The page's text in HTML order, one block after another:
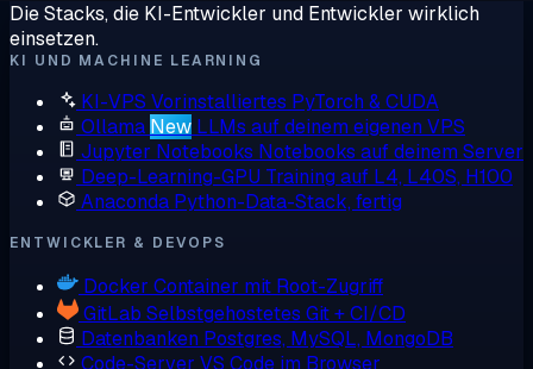
Die Stacks, die KI-Entwickler und Entwickler wirklich
einsetzen.
KI UND MACHINE LEARNING
KI-VPS Vorinstalliertes PyTorch & CUDA
Ollama New LLMs auf deinem eigenen VPS
Jupyter Notebooks Notebooks auf deinem Server
Deep-Learning-GPU Training auf L4, L40S, H100
Anaconda Python-Data-Stack, fertig
ENTWICKLER & DEVOPS
Docker Container mit Root-Zugriff
GitLab Selbstgehostetes Git + CI/CD
Datenbanken Postgres, MySQL, MongoDB
Code-Server VS Code im Browser